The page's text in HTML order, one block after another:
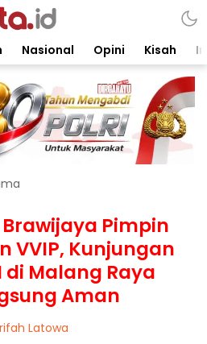
Nasional Opini Kisah
Pimpin
VVIP, Kunjungan
di Malang Raya
Aman
Latowa